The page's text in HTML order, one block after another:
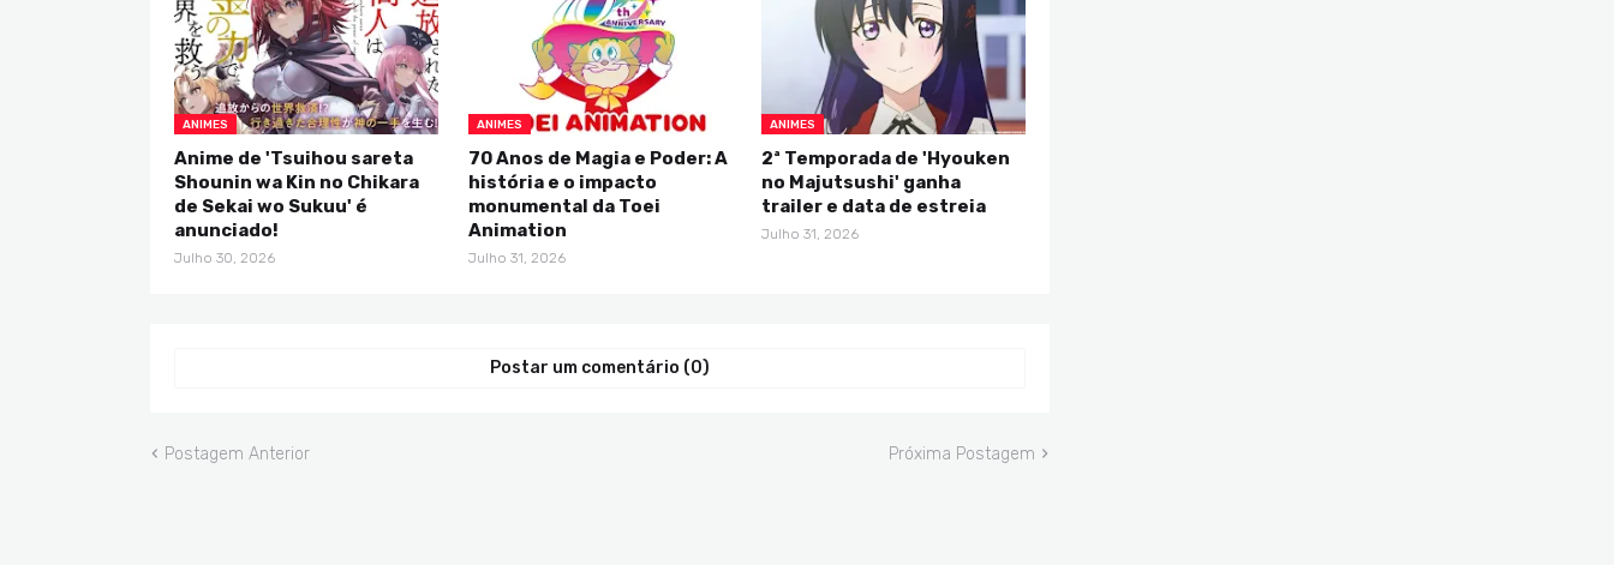
ANIMES
Anime de 'Tsuihou sareta
Shounin wa Kin no Chikara
de Sekai wo Sukuu' é
anunciado!
Julho 30, 2026
ANIMES
70 Anos de Magia e Poder: A
história e o impacto
monumental da Toei
Animation
Julho 31, 2026
ANIMES
2ª Temporada de 'Hyouken
no Majutsushi' ganha
trailer e data de estreia
Julho 31, 2026
Postar um comentário (0)
Postagem Anterior Próxima Postagem